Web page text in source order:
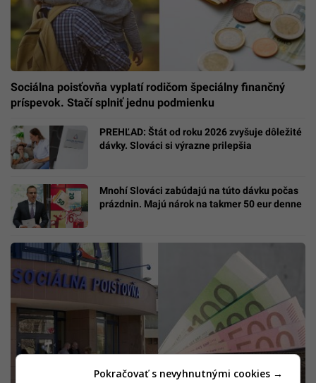
Sociálna poisťovňa vyplatí rodičom špeciálny finančný
príspevok. Stačí splniť jednu podmienku
PREHĽAD: Štát od roku 2026 zvyšuje dôležité
dávky. Slováci si výrazne prilepšia
Mnohí Slováci zabúdajú na túto dávku počas
prázdnin. Majú nárok na takmer 50 eur denne
Pokračovať s nevyhnutnými cookies →